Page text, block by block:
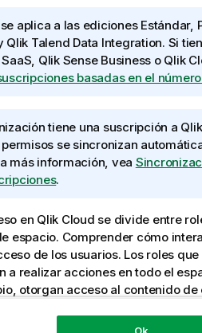
aplica a las ediciones Estándar,
Qlik Talend Data Integration. Si
, Qlik Sense Business o Qlik
basadas en el
tiene una suscripción a
se sincronizan
más información, vea
.
en Qlik Cloud se divide entre
espacio. Comprender cómo
de los usuarios. Los roles
a realizar acciones en todo el
otorgan acceso al contenido
inquilino incluyen roles de
por administradores.